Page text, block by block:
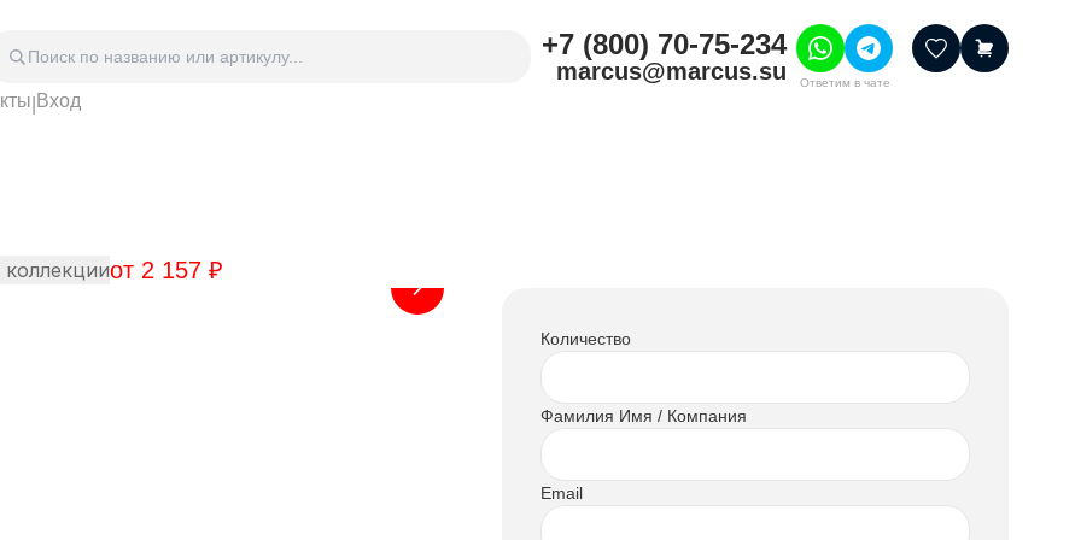
Отдых
+7 (800) 70-75-234
marcus@marcus.su Ответим в чате
Вход
от 2 157 ₽
Количество
Фамилия Имя / Компания
Email